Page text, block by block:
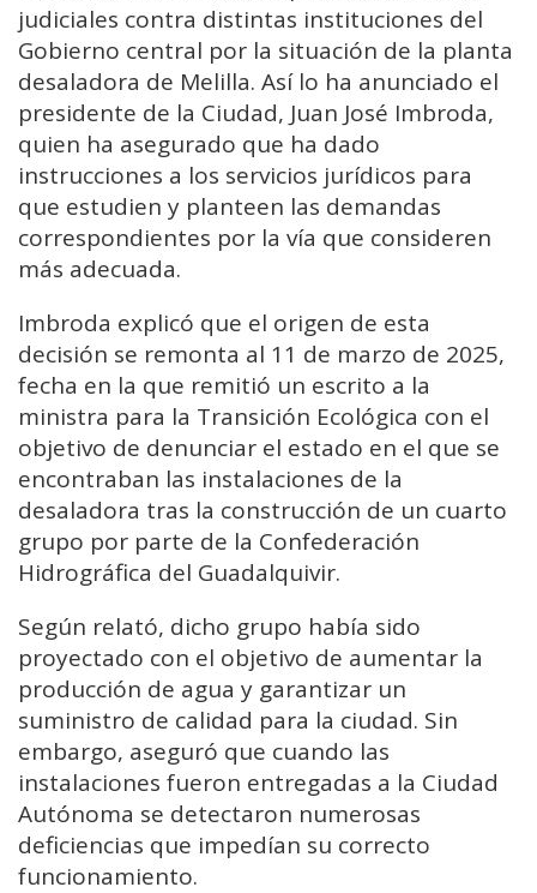
judiciales contra distintas instituciones del
Gobierno central por la situación de la planta
desaladora de Melilla. Así lo ha anunciado el
presidente de la Ciudad, Juan José Imbroda,
quien ha asegurado que ha dado
instrucciones a los servicios jurídicos para
que estudien y planteen las demandas
correspondientes por la vía que consideren
más adecuada.
Imbroda explicó que el origen de esta
decisión se remonta al 11 de marzo de 2025,
fecha en la que remitió un escrito a la
ministra para la Transición Ecológica con el
objetivo de denunciar el estado en el que se
encontraban las instalaciones de la
desaladora tras la construcción de un cuarto
grupo por parte de la Confederación
Hidrográfica del Guadalquivir.
Según relató, dicho grupo había sido
proyectado con el objetivo de aumentar la
producción de agua y garantizar un
suministro de calidad para la ciudad. Sin
embargo, aseguró que cuando las
instalaciones fueron entregadas a la Ciudad
Autónoma se detectaron numerosas
deficiencias que impedían su correcto
funcionamiento.